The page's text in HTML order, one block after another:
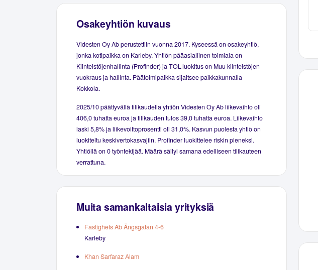
Osakeyhtiön kuvaus
Videsten Oy Ab perustettiin vuonna 2017. Kyseessä on osakeyhtiö,
jonka kotipaikka on Karleby. Yhtiön pääasiallinen toimiala on
Kiinteistöjenhallinta (Profinder) ja TOL-luokitus on Muu kiinteistöjen
vuokraus ja hallinta. Päätoimipaikka sijaitsee paikkakunnalla
Kokkola.
2025/10 päättyvällä tilikaudella yhtiön Videsten Oy Ab liikevaihto oli
406,0 tuhatta euroa ja tilikauden tulos 39,0 tuhatta euroa. Liikevaihto
laski 5,8% ja liikevoittoprosentti oli 31,0%. Kasvun puolesta yhtiö on
luokiteltu keskivertokasvajiin. Profinder luokittelee riskin pieneksi.
Yhtiöllä on 0 työntekijää. Määrä säilyi samana edelliseen tilikauteen
verrattuna.
Muita samankaltaisia yrityksiä
Fastighets Ab Ängsgatan 4-6
Karleby
Khan Sarfaraz Alam